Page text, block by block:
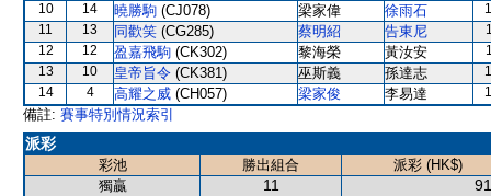
10
14 曉勝駒 (CJ078) 梁家偉 徐雨石
11
13 同歡笑 (CG285) 蔡明紹 告東尼
12
12 盈嘉飛駒 (CK302) 黎海榮 黃汝安
13
10 皇帝旨令 (CK381) 巫斯義 孫達志
14
4 高耀之威 (CH057) 梁家俊 李易達
備註: 賽事特別情況索引
派彩
彩池 勝出組合
派彩 (HK$)
獨贏
11